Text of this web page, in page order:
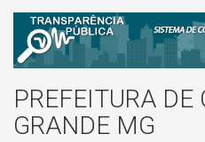
PREFEITURA DE
GRANDE MG